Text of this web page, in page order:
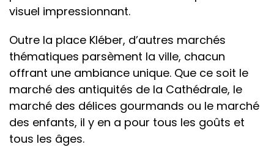
visuel impressionnant.
Outre la place Kléber, d’autres marchés
thématiques parsèment la ville, chacun
offrant une ambiance unique. Que ce soit le
marché des antiquités de la Cathédrale, le
marché des délices gourmands ou le marché
des enfants, il y en a pour tous les goûts et
tous les âges.